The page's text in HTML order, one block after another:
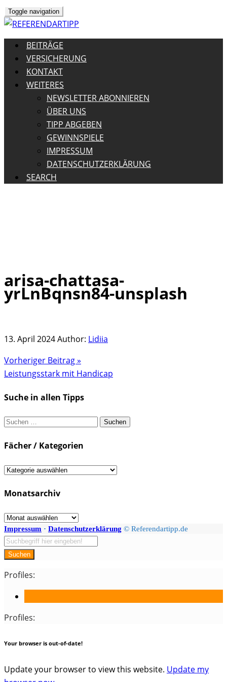
Toggle navigation
BEITRÄGE
VERSICHERUNG
KONTAKT
WEITERES
NEWSLETTER ABONNIEREN
ÜBER UNS
TIPP ABGEBEN
GEWINNSPIELE
IMPRESSUM
DATENSCHUTZERKLÄRUNG
SEARCH
Skip
to
content
arisa-chattasa-
yrLnBqnsn84-unsplash
13. April 2024Author: Lidiia
Vorheriger Beitrag »
Leistungsstark mit Handicap
Suche in allen Tipps
Suchen
Fächer / Kategorien
Fächer
Kategorien
Monatsarchiv
Monatsarchiv
Impressum · Datenschutzerklärung © Referendartipp.de
Suchen
Profiles:
Profiles:
Your browser is out-of-date!
Update your browser to view this website. Update my